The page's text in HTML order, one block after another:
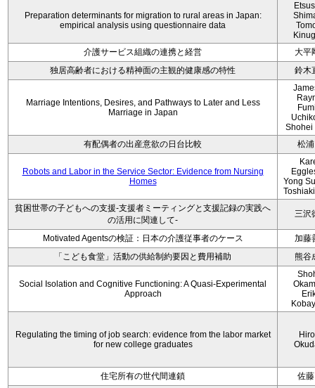
Preparation determinants for migration to rural areas in Japan:
empirical analysis using questionnaire data
介護サービス組織の連携と経営
大平
独居高齢者における精神面の主観的健康感の特性
鈴木
Marriage Intentions, Desires, and Pathways to Later and Less
Marriage in Japan
Shohei
有配偶者の出産意欲の日台比較
松
Robots and Labor in the Service Sector: Evidence from Nursing
Homes
Yong
貧困世帯の子どもへの支援-支援者ミーティングと支援記録の実践へ
の活用に関連して-
三沢
Motivated Agentsの検証：日本の介護従事者のケース
加藤
「こども食堂」活動の供給制約要因と費用補助
熊谷
Social Isolation and Cognitive Functioning: A Quasi-Experimental
Approach
Regulating the timing of job search: evidence from the labor market
for new college graduates
住宅所有の世代間連鎖
佐